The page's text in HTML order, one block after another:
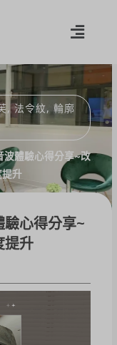
,法令紋, 輪廓
波體驗心得分享~改
提升
心得分享~
提升